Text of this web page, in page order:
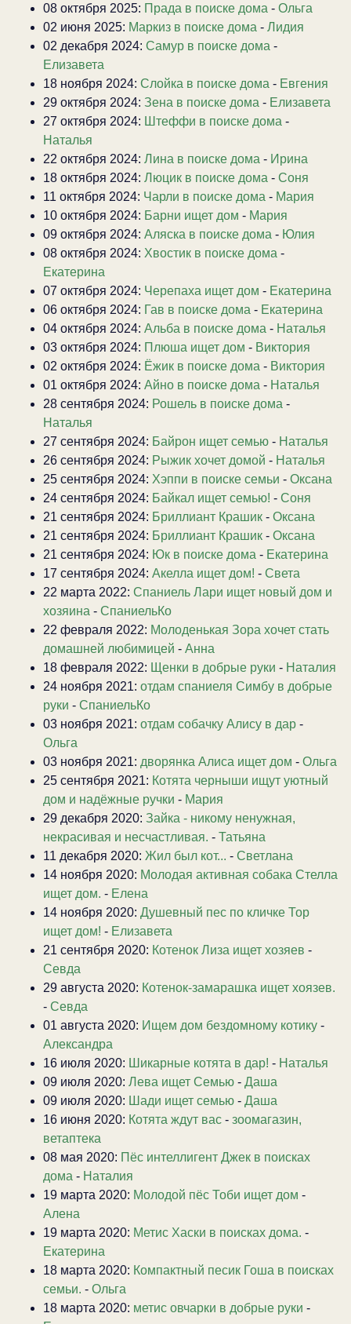
08 октября 2025: Прада в поиске дома - Ольга
02 июня 2025: Маркиз в поиске дома - Лидия
02 декабря 2024: Самур в поиске дома -
Елизавета
18 ноября 2024: Слойка в поиске дома - Евгения
29 октября 2024: Зена в поиске дома - Елизавета
27 октября 2024: Штеффи в поиске дома -
Наталья
22 октября 2024: Лина в поиске дома - Ирина
18 октября 2024: Люцик в поиске дома - Соня
11 октября 2024: Чарли в поиске дома - Мария
10 октября 2024: Барни ищет дом - Мария
09 октября 2024: Аляска в поиске дома - Юлия
08 октября 2024: Хвостик в поиске дома -
Екатерина
07 октября 2024: Черепаха ищет дом - Екатерина
06 октября 2024: Гав в поиске дома - Екатерина
04 октября 2024: Альба в поиске дома - Наталья
03 октября 2024: Плюша ищет дом - Виктория
02 октября 2024: Ёжик в поиске дома - Виктория
01 октября 2024: Айно в поиске дома - Наталья
28 сентября 2024: Рошель в поиске дома -
Наталья
27 сентября 2024: Байрон ищет семью - Наталья
26 сентября 2024: Рыжик хочет домой - Наталья
25 сентября 2024: Хэппи в поиске семьи - Оксана
24 сентября 2024: Байкал ищет семью! - Соня
21 сентября 2024: Бриллиант Крашик - Оксана
21 сентября 2024: Бриллиант Крашик - Оксана
21 сентября 2024: Юк в поиске дома - Екатерина
17 сентября 2024: Акелла ищет дом! - Света
22 марта 2022: Спаниель Лари ищет новый дом и
хозяина - СпаниельКо
22 февраля 2022: Молоденькая Зора хочет стать
домашней любимицей - Анна
18 февраля 2022: Щенки в добрые руки - Наталия
24 ноября 2021: отдам спаниеля Симбу в добрые
руки - СпаниельКо
03 ноября 2021: отдам собачку Алису в дар -
Ольга
03 ноября 2021: дворянка Алиса ищет дом - Ольга
25 сентября 2021: Котята черныши ищут уютный
дом и надёжные ручки - Мария
29 декабря 2020: Зайка - никому ненужная,
некрасивая и несчастливая. - Татьяна
11 декабря 2020: Жил был кот... - Светлана
14 ноября 2020: Молодая активная собака Стелла
ищет дом. - Елена
14 ноября 2020: Душевный пес по кличке Тор
ищет дом! - Елизавета
21 сентября 2020: Котенок Лиза ищет хозяев -
Севда
29 августа 2020: Котенок-замарашка ищет хоязев.
- Севда
01 августа 2020: Ищем дом бездомному котику -
Александра
16 июля 2020: Шикарные котята в дар! - Наталья
09 июля 2020: Лева ищет Семью - Даша
09 июля 2020: Шади ищет семью - Даша
16 июня 2020: Котята ждут вас - зоомагазин,
ветаптека
08 мая 2020: Пёс интеллигент Джек в поисках
дома - Наталия
19 марта 2020: Молодой пёс Тоби ищет дом -
Алена
19 марта 2020: Метис Хаски в поисках дома. -
Екатерина
18 марта 2020: Компактный песик Гоша в поисках
семьи. - Ольга
18 марта 2020: метис овчарки в добрые руки -